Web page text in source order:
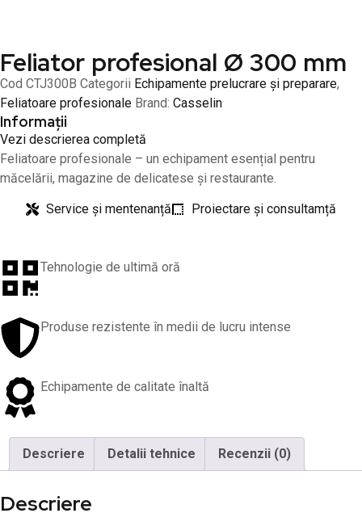
Feliator profesional Ø 300 mm
Cod CTJ300B Categorii Echipamente prelucrare și preparare,
Feliatoare profesionale Brand: Casselin
Informații
Vezi descrierea completă
Feliatoare profesionale – un echipament esențial pentru
măcelării, magazine de delicatese și restaurante.
Service și mentenanță Proiectare și consultamță
Tehnologie de ultimă oră
Produse rezistente în medii de lucru intense
Echipamente de calitate înaltă
Descriere Detalii tehnice Recenzii (0)
Descriere